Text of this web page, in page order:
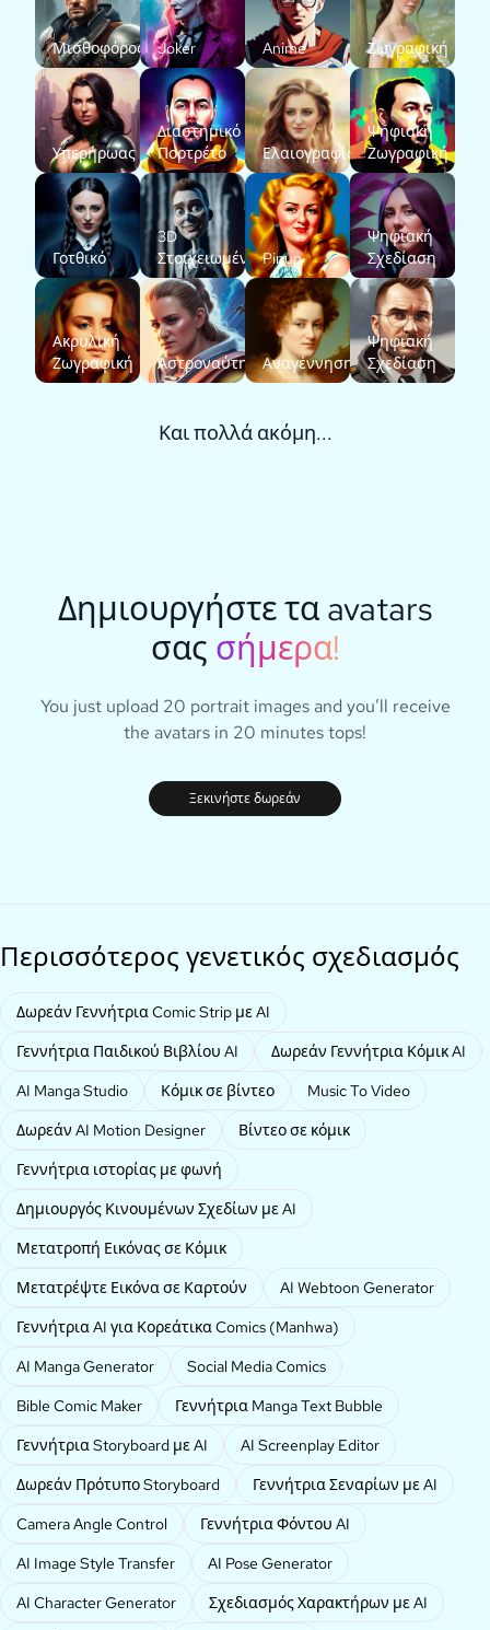
Μισθοφόρος Joker Anime Ζωγραφική
Υπερήρωας
Διαστημικό
Πορτρέτο
Ελαιογραφία
Ψηφιακή
Ζωγραφική
Γοτθικό
3D
Στοιχειωμένο Pinup
Ψηφιακή
Σχεδίαση
Ακρυλική
Ζωγραφική
Αστροναύτης Αναγέννηση
Ψηφιακή
Σχεδίαση
Και πολλά ακόμη...
Δημιουργήστε τα avatars
σας σήμερα!
You just upload 20 portrait images and you’ll receive
the avatars in 20 minutes tops!
Ξεκινήστε δωρεάν
Περισσότερος γενετικός σχεδιασμός
Δωρεάν Γεννήτρια Comic Strip με AI
Γεννήτρια Παιδικού Βιβλίου AI
Δωρεάν Γεννήτρια Κόμικ AI
AI Manga Studio
Κόμικ σε βίντεο
Music To Video
Δωρεάν AI Motion Designer
Βίντεο σε κόμικ
Γεννήτρια ιστορίας με φωνή
Δημιουργός Κινουμένων Σχεδίων με AI
Μετατροπή Εικόνας σε Κόμικ
Μετατρέψτε Εικόνα σε Καρτούν
AI Webtoon Generator
Γεννήτρια AI για Κορεάτικα Comics (Manhwa)
AI Manga Generator
Social Media Comics
Bible Comic Maker
Γεννήτρια Manga Text Bubble
Γεννήτρια Storyboard με AI
AI Screenplay Editor
Δωρεάν Πρότυπο Storyboard
Γεννήτρια Σεναρίων με AI
Camera Angle Control
Γεννήτρια Φόντου AI
AI Image Style Transfer
AI Pose Generator
AI Character Generator
Σχεδιασμός Χαρακτήρων με AI